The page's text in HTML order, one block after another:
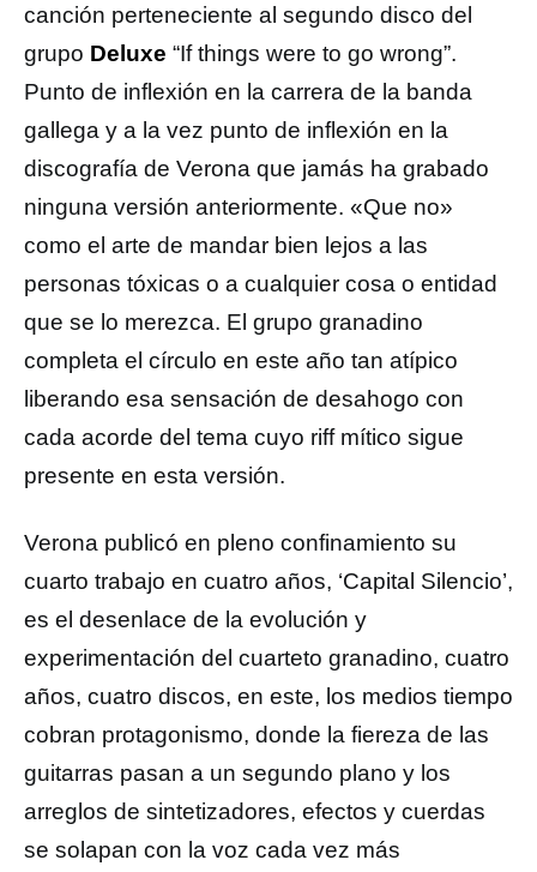
canción perteneciente al segundo disco del
grupo Deluxe “If things were to go wrong”.
Punto de inflexión en la carrera de la banda
gallega y a la vez punto de inflexión en la
discografía de Verona que jamás ha grabado
ninguna versión anteriormente. «Que no»
como el arte de mandar bien lejos a las
personas tóxicas o a cualquier cosa o entidad
que se lo merezca. El grupo granadino
completa el círculo en este año tan atípico
liberando esa sensación de desahogo con
cada acorde del tema cuyo riff mítico sigue
presente en esta versión.
Verona publicó en pleno confinamiento su
cuarto trabajo en cuatro años, ‘Capital Silencio’,
es el desenlace de la evolución y
experimentación del cuarteto granadino, cuatro
años, cuatro discos, en este, los medios tiempo
cobran protagonismo, donde la fiereza de las
guitarras pasan a un segundo plano y los
arreglos de sintetizadores, efectos y cuerdas
se solapan con la voz cada vez más